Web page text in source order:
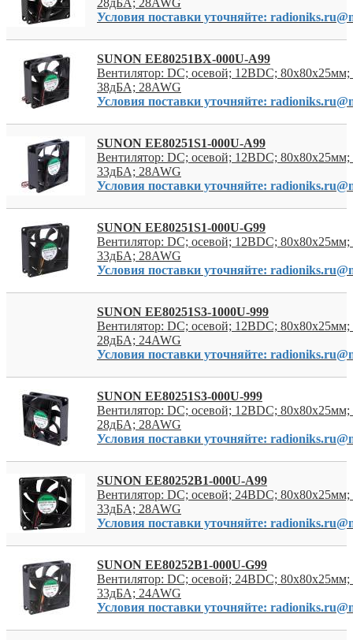
Условия поставки уточняйте:
SUNON EE80251BX-000U-A99
Вентилятор: DC; осевой; 12ВDC; 80x80x25мм;
38дБА; 28AWG
Условия поставки уточняйте:
SUNON EE80251S1-000U-A99
Вентилятор: DC; осевой; 12ВDC; 80x80x25мм;
33дБА; 28AWG
Условия поставки уточняйте:
SUNON EE80251S1-000U-G99
Вентилятор: DC; осевой; 12ВDC; 80x80x25мм;
33дБА; 28AWG
Условия поставки уточняйте:
SUNON EE80251S3-1000U-999
Вентилятор: DC; осевой; 12ВDC; 80x80x25мм;
28дБА; 24AWG
Условия поставки уточняйте:
SUNON EE80251S3-000U-999
Вентилятор: DC; осевой; 12ВDC; 80x80x25мм;
28дБА; 28AWG
Условия поставки уточняйте:
SUNON EE80252B1-000U-A99
Вентилятор: DC; осевой; 24ВDC; 80x80x25мм;
33дБА; 28AWG
Условия поставки уточняйте:
SUNON EE80252B1-000U-G99
Вентилятор: DC; осевой; 24ВDC; 80x80x25мм;
33дБА; 24AWG
Условия поставки уточняйте: